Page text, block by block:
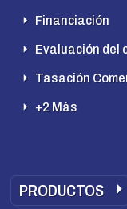
Financiación
Evaluación del
Tasación
+2 Más
PRODUCTOS